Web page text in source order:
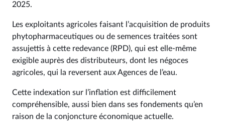
2025.
Les exploitants agricoles faisant l’acquisition de produits
phytopharmaceutiques ou de semences traitées sont
assujettis à cette redevance (RPD), qui est elle-même
exigible auprès des distributeurs, dont les négoces
agricoles, qui la reversent aux Agences de l’eau.
Cette indexation sur l’inflation est difficilement
compréhensible, aussi bien dans ses fondements qu’en
raison de la conjoncture économique actuelle.